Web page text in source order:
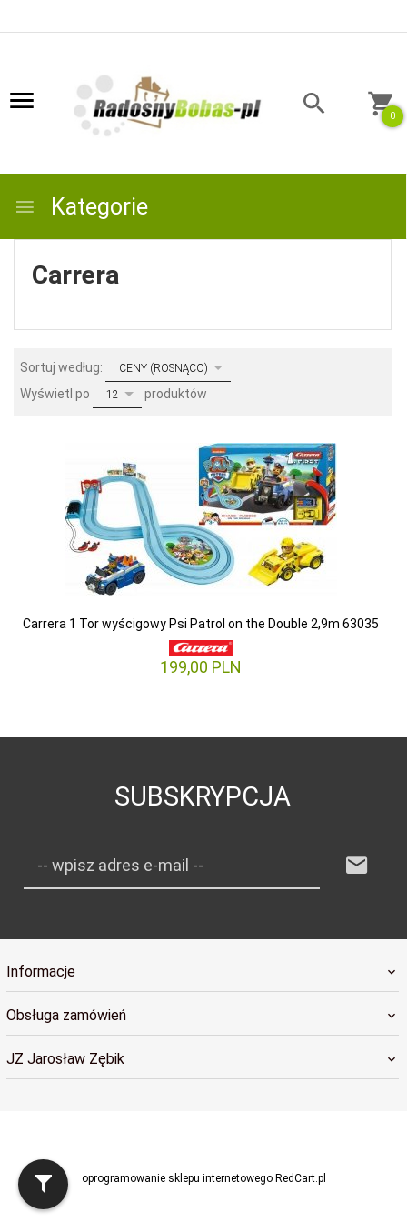
0
Kategorie
Carrera
Sortuj według: sortCENY (ROSNĄCO)
Wyświetl po pop12 produktów
Carrera 1 Tor wyścigowy Psi Patrol on the Double 2,9m 63035
199,00 PLN
SUBSKRYPCJA
-- wpisz adres e-mail --
Informacje
Obsługa zamówień
JZ Jarosław Zębik
sklep@radosnybobas.pl
oprogramowanie sklepu internetowegoRedCart.pl